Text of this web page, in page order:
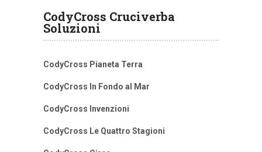
CodyCross Cruciverba
Soluzioni
CodyCross Pianeta Terra
CodyCross In Fondo al Mar
CodyCross Invenzioni
CodyCross Le Quattro Stagioni